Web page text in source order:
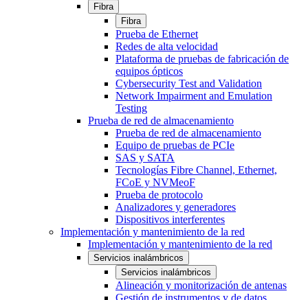
Fibra
Fibra
Prueba de Ethernet
Redes de alta velocidad
Plataforma de pruebas de fabricación de
equipos ópticos
Cybersecurity Test and Validation
Network Impairment and Emulation
Testing
Prueba de red de almacenamiento
Prueba de red de almacenamiento
Equipo de pruebas de PCIe
SAS y SATA
Tecnologías Fibre Channel, Ethernet,
FCoE y NVMeoF
Prueba de protocolo
Analizadores y generadores
Dispositivos interferentes
Implementación y mantenimiento de la red
Implementación y mantenimiento de la red
Servicios inalámbricos
Servicios inalámbricos
Alineación y monitorización de antenas